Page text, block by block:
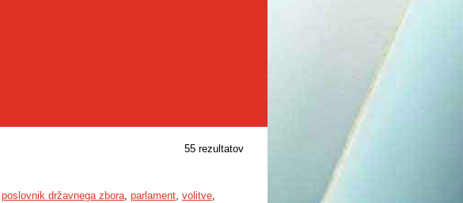
55 rezultatov
poslovnik državnega zbora, parlament, volitve,